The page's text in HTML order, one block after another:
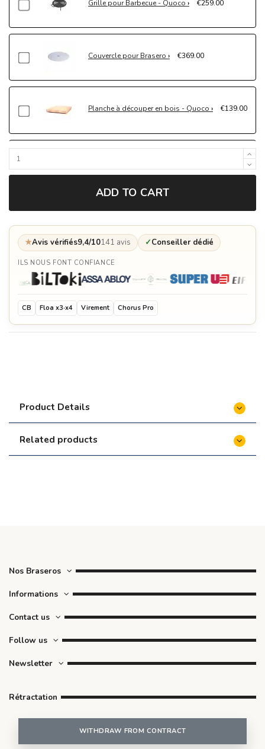
Grille pour Barbecue - Quoco €259.00
Couvercle pour Brasero €369.00
Planche à découper en bois - Quoco €139.00
Gants de protection - Quoco
€99.00
ADD TO CART
★Avis vérifiés9,4/10141 avis ✓Conseiller dédié
ILS NOUS FONT CONFIANCE
CB Floa x3·x4 Virement Chorus Pro
Product Details
Related products
Nos Braseros
Informations
Contact us
Follow us
Newsletter
Rétractation
WITHDRAW FROM CONTRACT